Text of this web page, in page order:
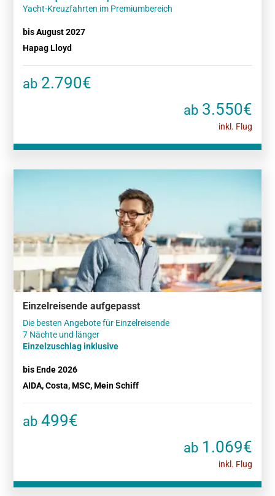
Yacht-Kreuzfahrten im Premiumbereich
bis August 2027
Hapag Lloyd
ab 2.790€
ab3.550€
inkl. Flug
Einzelreisende aufgepasst
Die besten Angebote für Einzelreisende
Einzelzuschlag inklusive
bis Ende 2026
AIDA, Costa, MSC, Mein Schiff
ab 499€
ab1.069€
inkl. Flug